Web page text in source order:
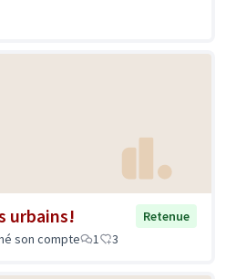
urbains!
Retenue
son compte
1 3